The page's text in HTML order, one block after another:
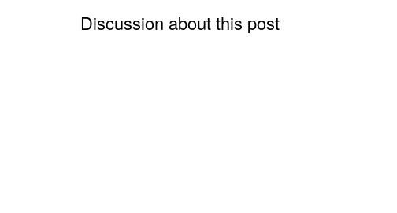
Discussion about this post